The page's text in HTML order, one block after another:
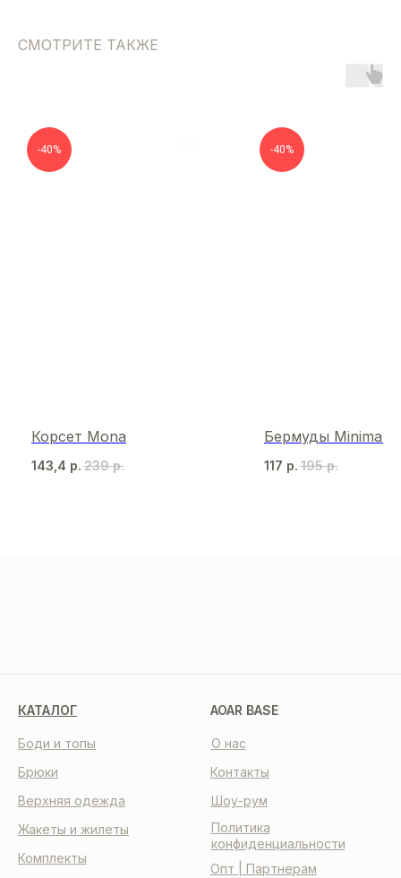
СМОТРИТЕ ТАКЖЕ
-40%
Корсет Mona
143,4 р. 239 р.
-40%
Бермуды Minimalist
117 р. 195 р.
КАТАЛОГ AOAR BASE
О нас
Контакты
Шоу-рум
Политика
конфиденциальности
Опт | Партнерам
Боди и топы
Комплекты
Брюки
Жакеты и жилеты
Верхняя одежда